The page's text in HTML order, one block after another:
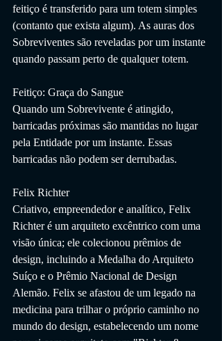
feitiço é transferido para um totem simples
(contanto que exista algum). As auras dos
Sobreviventes são reveladas por um instante
quando passam perto de qualquer totem.
Feitiço: Graça do Sangue
Quando um Sobrevivente é atingido,
barricadas próximas são mantidas no lugar
pela Entidade por um instante. Essas
barricadas não podem ser derrubadas.
Felix Richter
Criativo, empreendedor e analítico, Felix
Richter é um arquiteto excêntrico com uma
visão única; ele colecionou prêmios de
design, incluindo a Medalha do Arquiteto
Suíço e o Prêmio Nacional de Design
Alemão. Felix se afastou de um legado na
medicina para trilhar o próprio caminho no
mundo do design, estabelecendo um nome